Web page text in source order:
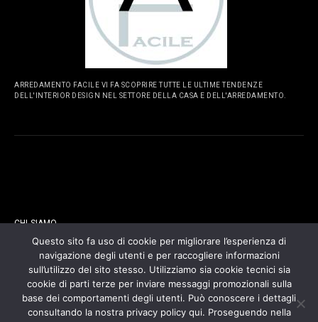
ARREDAMENTO FACILE VI FA SCOPRIRE TUTTE LE ULTIME TENDENZE
DELL'INTERIOR DESIGN NEL SETTORE DELLA CASA E DELL'ARREDAMENTO.
CHI SIAMO
CONTATTI
COOKIES POLICY
Questo sito fa uso di cookie per migliorare l’esperienza di
navigazione degli utenti e per raccogliere informazioni
sull’utilizzo del sito stesso. Utilizziamo sia cookie tecnici sia
cookie di parti terze per inviare messaggi promozionali sulla
base dei comportamenti degli utenti. Può conoscere i dettagli
consultando la nostra privacy policy qui. Proseguendo nella